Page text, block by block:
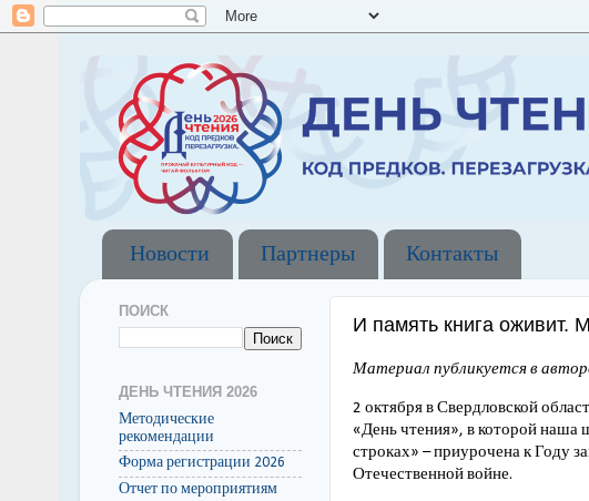
Новости Партнеры Контакты
И память книга
Материал публикуется в
2 октября в Свердловской
«День чтения», в которой наша
строках» – приурочена к Году
Отечественной войне.
ПОИСК
ДЕНЬ ЧТЕНИЯ 2026
Методические
рекомендации
Форма регистрации 2026
Отчет по мероприятиям